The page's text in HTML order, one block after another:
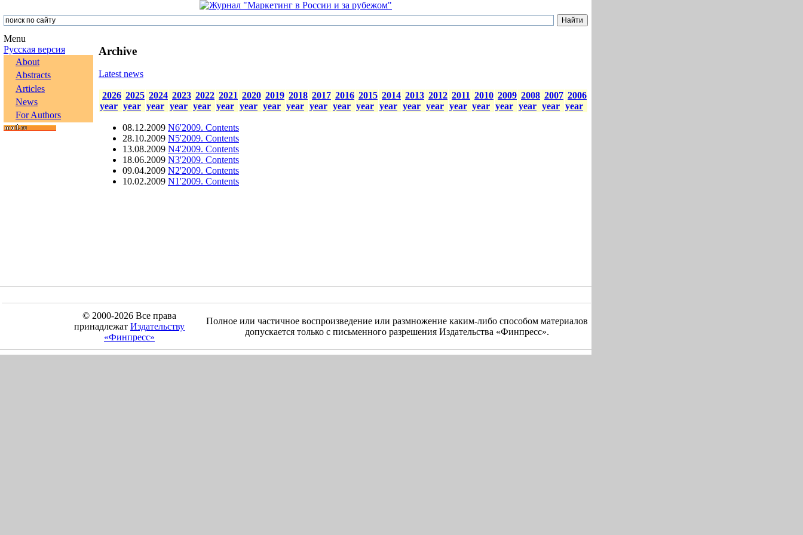
Menu
Русская версия
About
Abstracts
Articles
News
For Authors
Archive
Latest news
2026
year
2025
year
2024
year
2023
year
2022
year
2021
year
2020
year
2019
year
2018
year
2017
year
2016
year
2015
year
2014
year
2013
year
2012
year
2011
year
2010
year
2009
year
2008
year
2007
year
2006
year
08.12.2009 N6'2009. Contents
28.10.2009 N5'2009. Contents
13.08.2009 N4'2009. Contents
18.06.2009 N3'2009. Contents
09.04.2009 N2'2009. Contents
10.02.2009 N1'2009. Contents
© 2000-2026 Все права
принадлежат Издательству
«Финпресс»
Полное или частичное воспроизведение или размножение каким-либо способом материалов
допускается только с письменного разрешения Издательства «Финпресс».